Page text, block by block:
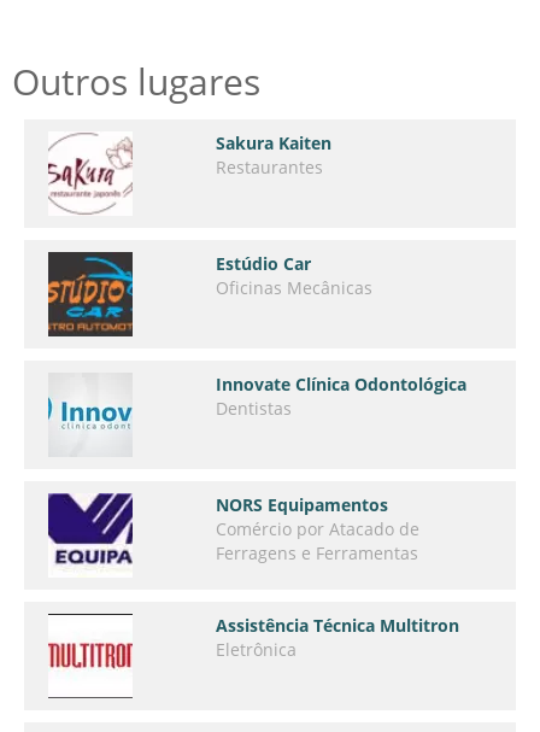
Outros lugares
Sakura Kaiten
Restaurantes
Estúdio Car
Oficinas Mecânicas
Innovate Clínica Odontológica
Dentistas
NORS Equipamentos
Comércio por Atacado de
Ferragens e Ferramentas
Assistência Técnica Multitron
Eletrônica